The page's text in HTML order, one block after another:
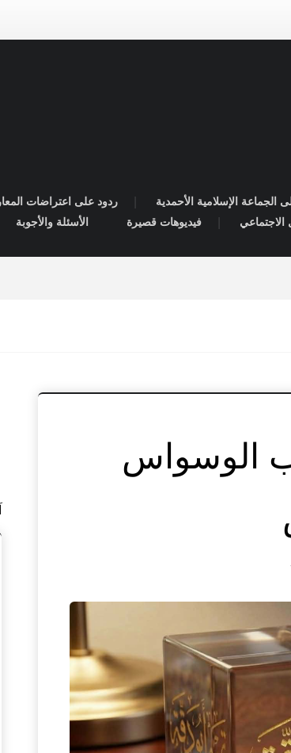
الجماعة الإسلامية الأحمدية ردود على اعتراضات
فيديوهات قصيرة الأسئلة والأجوبة
الوسواس